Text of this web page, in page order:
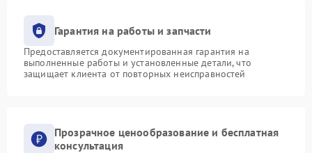
Гарантия на работы и запчасти
Предоставляется документированная гарантия на
выполненные работы и установленные детали, что
защищает клиента от повторных неисправностей
Прозрачное ценообразование и бесплатная
консультация